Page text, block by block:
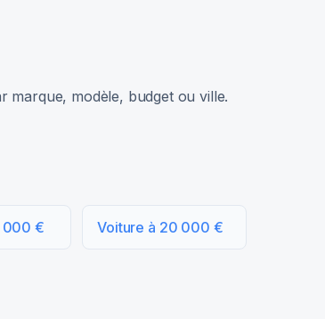
marque, modèle, budget ou ville.
000 € Voiture à 20 000 €